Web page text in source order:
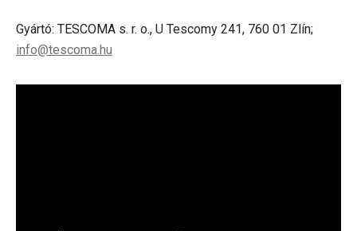
Gyártó: TESCOMA s. r. o., U Tescomy 241, 760 01 Zlín;
info@tescoma.hu